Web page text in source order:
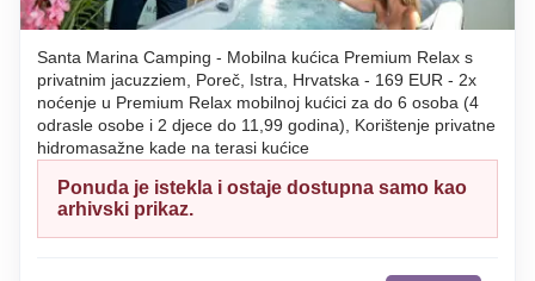
Santa Marina Camping - Mobilna kućica Premium Relax s
privatnim jacuzziem, Poreč, Istra, Hrvatska - 169 EUR - 2x
noćenje u Premium Relax mobilnoj kućici za do 6 osoba (4
odrasle osobe i 2 djece do 11,99 godina), Korištenje privatne
hidromasažne kade na terasi kućice
Ponuda je istekla i ostaje dostupna samo kao
arhivski prikaz.